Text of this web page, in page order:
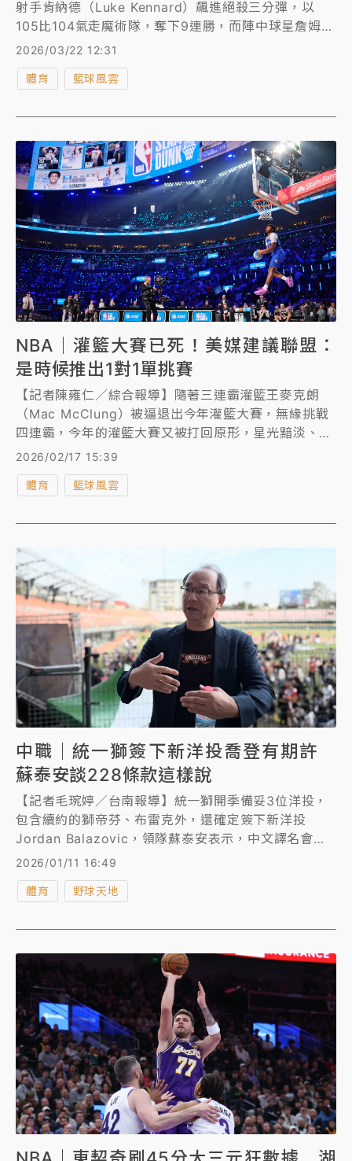
射手肯納德（Luke Kennard）飆進絕殺三分彈，以
105比104氣走魔術隊，奪下9連勝，而陣中球星詹姆斯
（LeBron James）今天先發出賽，完成生涯第1612場
例行賽，正式刷新NBA例行賽出賽場次紀錄。
2026/03/22 12:31
體育 籃球風雲
NBA｜灌籃大賽已死！美媒建議聯盟：
是時候推出1對1單挑賽
【記者陳雍仁／綜合報導】隨著三連霸灌籃王麥克朗
（Mac McClung）被逼退出今年灌籃大賽，無緣挑戰
四連霸，今年的灌籃大賽又被打回原形，星光黯淡、了
無新意，再度負評如潮，美媒《Clutch Points》更是
籃大賽，改推出1對1單挑賽。
2026/02/17 15:39
體育 籃球風雲
中職｜統一獅簽下新洋投喬登有期許
蘇泰安談228條款這樣說
【記者毛琬婷／台南報導】統一獅開季備妥3位洋投，
包含續約的獅帝芬、布雷克外，還確定簽下新洋投
Jordan Balazovic，領隊蘇泰安表示，中文譯名會取
為喬登，就是希望他的表現能跟「籃球之神」喬丹
（Michael Jordan）一樣強；另外，續約飛力獅的部
分也持續在努力進行中。
2026/01/11 16:49
體育 野球天地